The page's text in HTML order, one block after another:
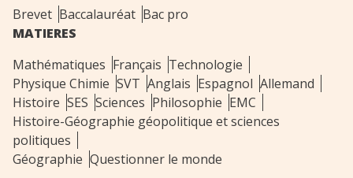
Brevet Baccalauréat Bac pro
MATIERES
Mathématiques Français Technologie
Physique Chimie SVT Anglais Espagnol Allemand
Histoire SES Sciences Philosophie EMC
Histoire-Géographie géopolitique et sciences
politiques
Géographie Questionner le monde